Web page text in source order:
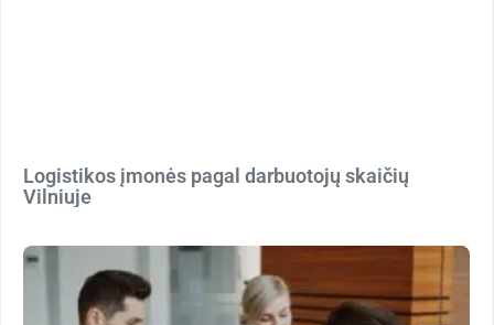
Logistikos įmonės pagal darbuotojų skaičių
Vilniuje